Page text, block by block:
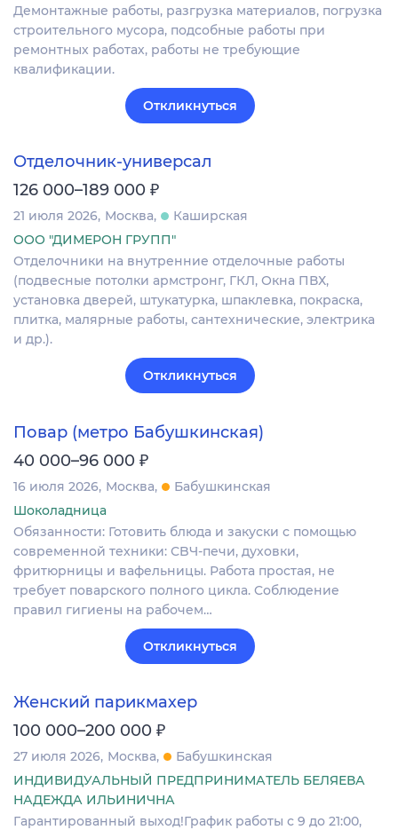
Демонтажные работы, разгрузка материалов, погрузка
строительного мусора, подсобные работы при
ремонтных работах, работы не требующие
квалификации.
Откликнуться
Отделочник-универсал
126 000–189 000 ₽
21 июля 2026 Москва
Каширская
ООО "ДИМЕРОН ГРУПП"
Отделочники на внутренние отделочные работы
(подвесные потолки армстронг, ГКЛ, Окна ПВХ,
установка дверей, штукатурка, шпаклевка, покраска,
плитка, малярные работы, сантехнические, электрика
и др.).
Откликнуться
Повар (метро Бабушкинская)
40 000–96 000 ₽
16 июля 2026 Москва
Бабушкинская
Шоколадница
Обязaнноcти: Готoвить блюда и закуски с помощью
cовpемeннoй тeхники: СBЧ-печи, духoвки,
фpитюpницы и вaфeльницы. Работa пpоcтaя, нe
тpeбуeт пoвapcкoго полнoгo цикла. Cоблюдeниe
пpaвил гигиены на рaбочeм…
Откликнуться
Женский парикмахер
100 000–200 000 ₽
27 июля 2026 Москва
Бабушкинская
ИНДИВИДУАЛЬНЫЙ ПРЕДПРИНИМАТЕЛЬ БЕЛЯЕВА
НАДЕЖДА ИЛЬИНИЧНА
Гарантированный выход!График работы с 9 до 21:00,